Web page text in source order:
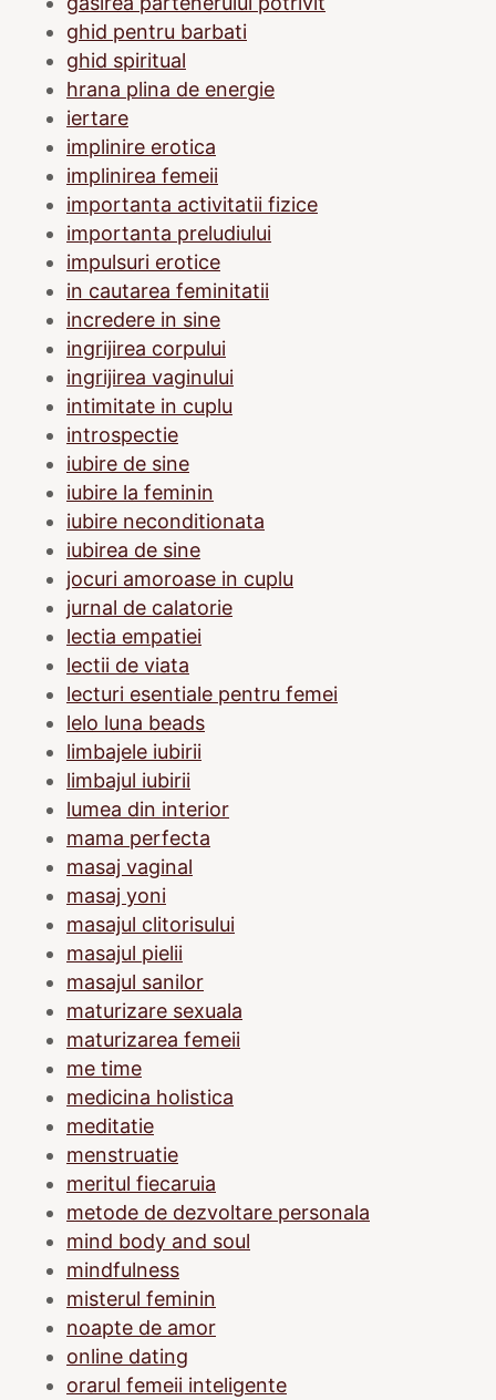
ghid pentru barbati
ghid spiritual
hrana plina de energie
iertare
implinire erotica
implinirea femeii
importanta activitatii fizice
importanta preludiului
impulsuri erotice
in cautarea feminitatii
incredere in sine
ingrijirea corpului
ingrijirea vaginului
intimitate in cuplu
introspectie
iubire de sine
iubire la feminin
iubire neconditionata
iubirea de sine
jocuri amoroase in cuplu
jurnal de calatorie
lectia empatiei
lectii de viata
lecturi esentiale pentru femei
lelo luna beads
limbajele iubirii
limbajul iubirii
lumea din interior
mama perfecta
masaj vaginal
masaj yoni
masajul clitorisului
masajul pielii
masajul sanilor
maturizare sexuala
maturizarea femeii
me time
medicina holistica
meditatie
menstruatie
meritul fiecaruia
metode de dezvoltare personala
mind body and soul
mindfulness
misterul feminin
noapte de amor
online dating
orarul femeii inteligente